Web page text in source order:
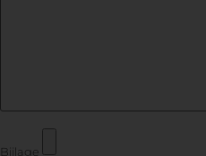
Bijlage